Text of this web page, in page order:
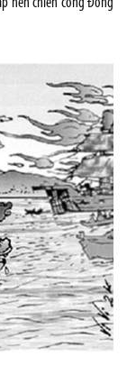
nên chiến công Đống